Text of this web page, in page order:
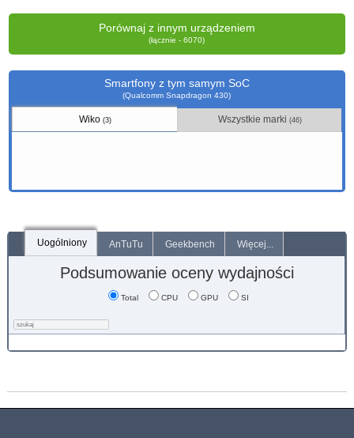
Porównaj z innym urządzeniem
(łącznie - 6070)
Smartfony z tym samym SoC
(Qualcomm Snapdragon 430)
Wiko (3) Wszystkie marki (46)
Uogólniony AnTuTu Geekbench Więcej...
Podsumowanie oceny wydajności
Total CPU GPU SI